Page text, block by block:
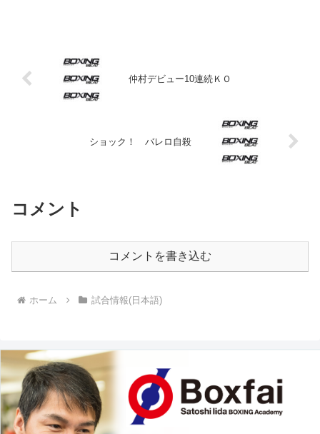
仲村デビュー10連続ＫＯ
ショック！ バレロ自殺
コメント
コメントを書き込む
ホーム 試合情報(日本語)